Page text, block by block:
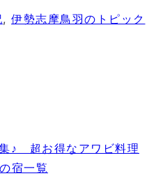
, 伊勢志摩鳥羽のトピック
♪ 超お得なアワビ料理
宿一覧